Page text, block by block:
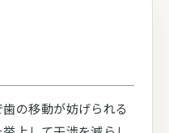
の移動が妨げられる